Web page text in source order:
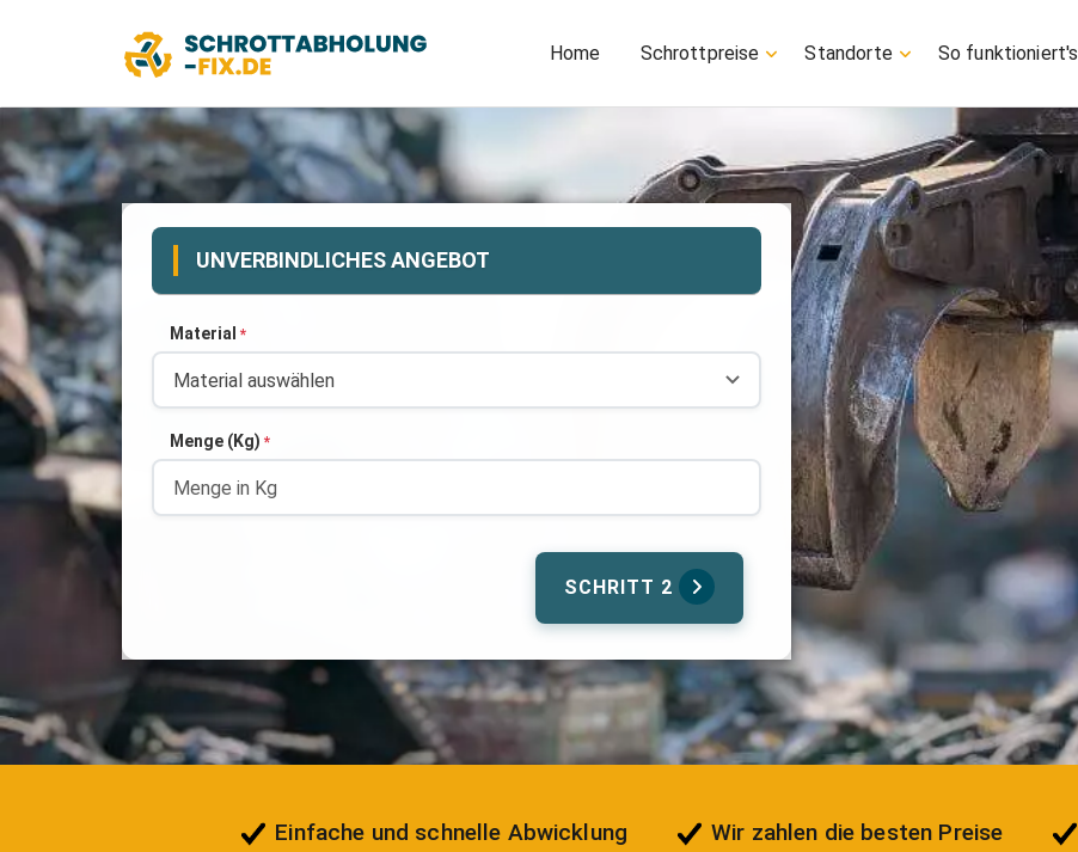
Home Schrottpreise Standorte So funktioniert's
UNVERBINDLICHES ANGEBOT
Material *
Menge (Kg) *
SCHRITT 2
Einfache und schnelle Abwicklung Wir zahlen die besten Preise